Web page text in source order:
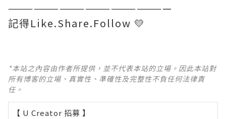
———————————————————
記得Like.Share.Follow 💛
*本站之內容由作者所提供，並不代表本站的立場。因此本站對
所有博客的立場、真實性、準確性及完整性不負任何法律責
任。
【 U Creator 招募 】